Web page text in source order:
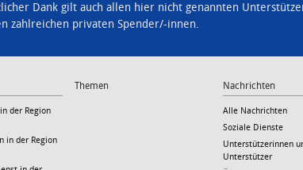
Dank gilt auch allen hier nicht genannten
zahlreichen privaten Spender/-innen.
der Region
in der Region
Themen Nachrichten
Alle Nachrichten
Soziale Dienste
Unterstützerinnen
Unterstützer